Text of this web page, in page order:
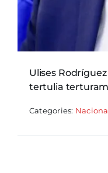
Ulises
tertulia
Categories: